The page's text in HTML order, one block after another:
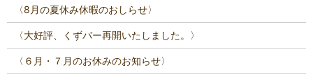
〈8月の夏休み休暇のおしらせ〉
〈大好評、くずバー再開いたしました。〉
〈６月・７月のお休みのお知らせ〉